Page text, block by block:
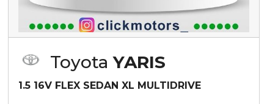
ToyotaYARIS
1.5 16V FLEX SEDAN XL MULTIDRIVE